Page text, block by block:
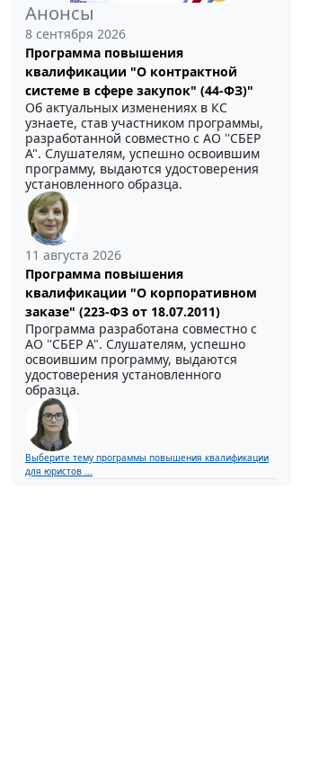
Анонсы
8 сентября 2026
Программа повышения
квалификации "О контрактной
системе в сфере закупок" (44-ФЗ)"
Об актуальных изменениях в КС
узнаете, став участником программы,
разработанной совместно с АО ''СБЕР
А". Слушателям, успешно освоившим
программу, выдаются удостоверения
установленного образца.
11 августа 2026
Программа повышения
квалификации "О корпоративном
заказе" (223-ФЗ от 18.07.2011)
Программа разработана совместно с
АО ''СБЕР А". Слушателям, успешно
освоившим программу, выдаются
удостоверения установленного
образца.
Выберите тему программы повышения квалификации
для юристов ...